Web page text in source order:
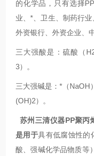
的化学品，只有选择
业、*、卫生、制药行业
外资银行、外资企业、
三大强酸是：硫酸（
3）。
三大强碱是：*（NaOH
(OH)2）。
苏州三清仪器PP聚丙
是用于具有低腐蚀性的
酸、强碱化学品物质等